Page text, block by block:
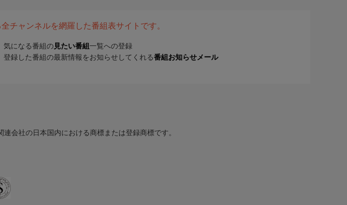
チャンネルを網羅した番組表サイトです。
気になる番組の 見たい番組 一覧への登録
登録した番組の最新情報をお知らせしてくれる番組お知らせメール
会社の日本国内における商標または登録商標です。